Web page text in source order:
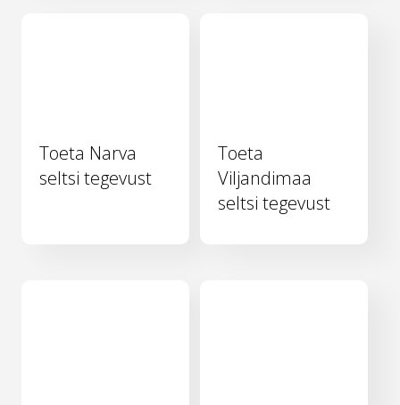
Toeta Narva
seltsi tegevust
Toeta
Viljandimaa
seltsi tegevust